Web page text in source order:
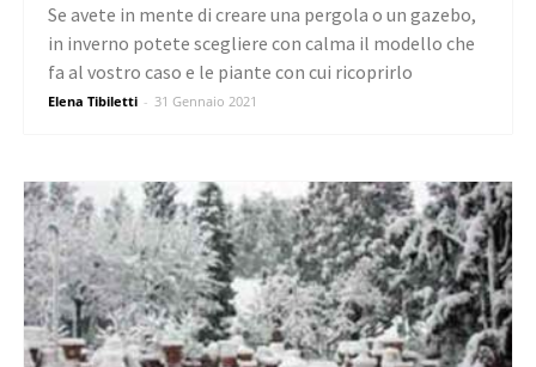
Elena Tibiletti - 31 Gennaio 2021
Se avete in mente di creare una pergola o un gazebo,
in inverno potete scegliere con calma il modello che
fa al vostro caso e le piante con cui ricoprirlo